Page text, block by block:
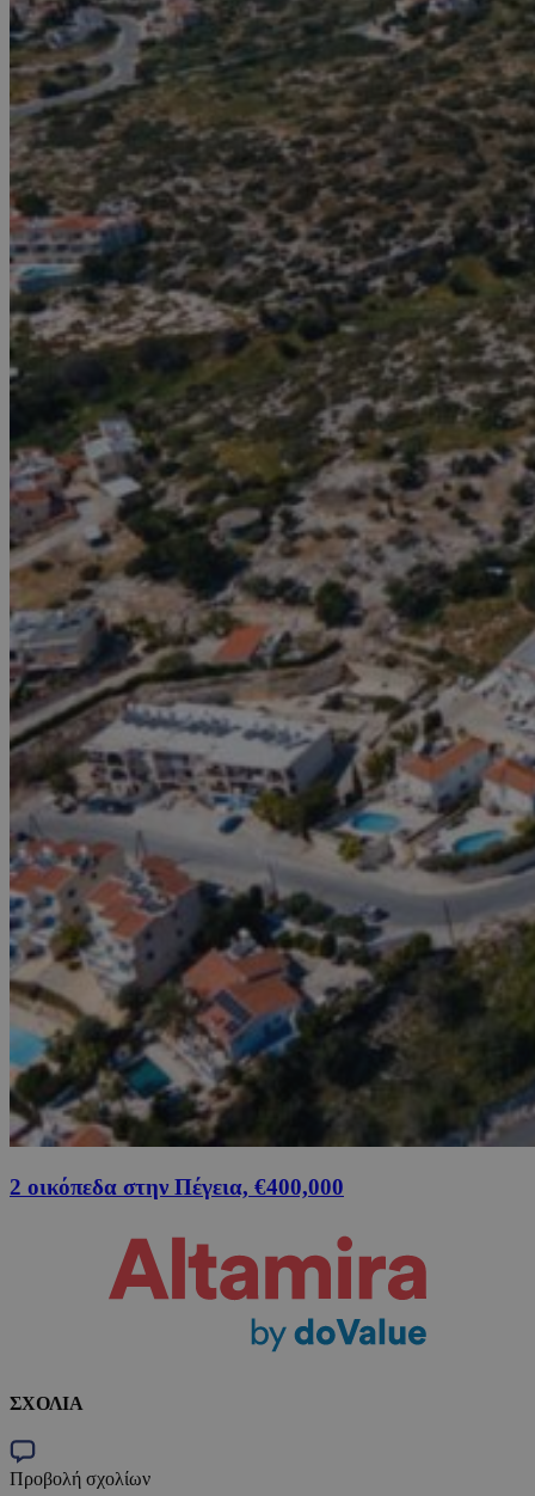
2 οικόπεδα στην Πέγεια, €400,000
ΣΧΟΛΙΑ
Προβολή σχολίων